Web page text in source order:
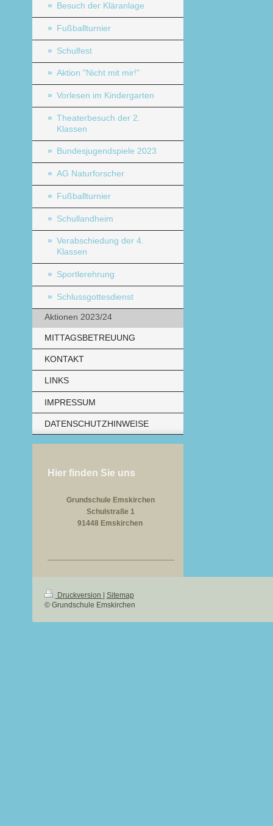
Besuch der Kläranlage
Fußballturnier
Schulfest
Aktion "Nicht mit mir!"
Vorlesen im Kindergarten
Theaterbesuch der 2.
Klassen
Bundesjugendspiele 2023
AG Naturforscher
Fußballturnier
Schullandheim
Verabschiedung der 4.
Klassen
Sportlerehrung
Schlussgottesdienst
Aktionen 2023/24
MITTAGSBETREUUNG
KONTAKT
LINKS
IMPRESSUM
DATENSCHUTZHINWEISE
Hier finden Sie uns
Grundschule Emskirchen
Schulstraße 1
91448 Emskirchen
Druckversion
Sitemap
© Grundschule Emskirchen